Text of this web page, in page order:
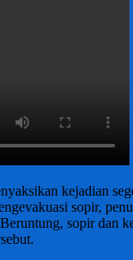
kejadian
sopir,
sopir dan